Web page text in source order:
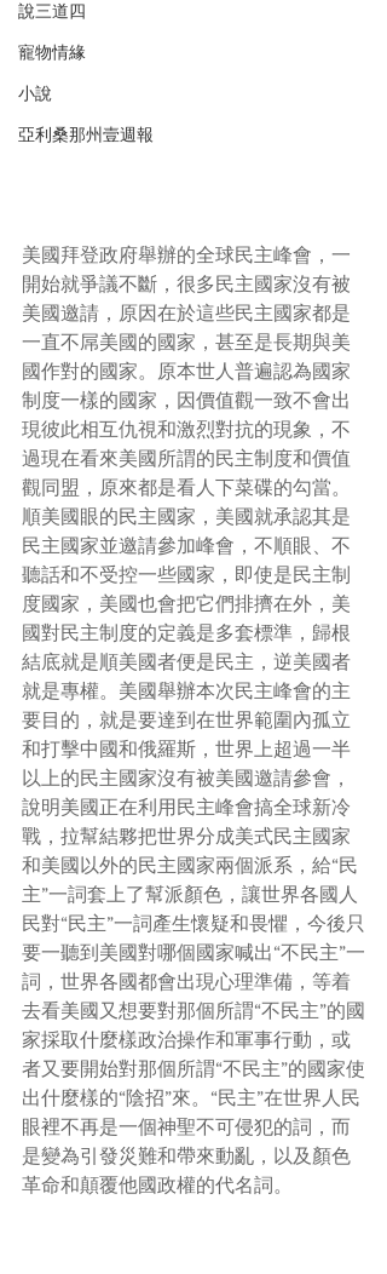
說三道四
寵物情緣
小說
亞利桑那州壹週報
美國拜登政府舉辦的全球民主峰會，一
開始就爭議不斷，很多民主國家沒有被
美國邀請，原因在於這些民主國家都是
一直不屌美國的國家，甚至是長期與美
國作對的國家。原本世人普遍認為國家
制度一樣的國家，因價值觀一致不會出
現彼此相互仇視和激烈對抗的現象，不
過現在看來美國所謂的民主制度和價值
觀同盟，原來都是看人下菜碟的勾當。
順美國眼的民主國家，美國就承認其是
民主國家並邀請參加峰會，不順眼、不
聽話和不受控一些國家，即使是民主制
度國家，美國也會把它們排擠在外，美
國對民主制度的定義是多套標準，歸根
結底就是順美國者便是民主，逆美國者
就是專權。美國舉辦本次民主峰會的主
要目的，就是要達到在世界範圍內孤立
和打擊中國和俄羅斯，世界上超過一半
以上的民主國家沒有被美國邀請參會，
說明美國正在利用民主峰會搞全球新冷
戰，拉幫結夥把世界分成美式民主國家
和美國以外的民主國家兩個派系，給“民
主”一詞套上了幫派顏色，讓世界各國人
民對“民主”一詞產生懷疑和畏懼，今後只
要一聽到美國對哪個國家喊出“不民主”一
詞，世界各國都會出現心理準備，等着
去看美國又想要對那個所謂“不民主”的國
家採取什麼樣政治操作和軍事行動，或
者又要開始對那個所謂“不民主”的國家使
出什麼樣的“陰招”來。“民主”在世界人民
眼裡不再是一個神聖不可侵犯的詞，而
是變為引發災難和帶來動亂，以及顏色
革命和顛覆他國政權的代名詞。